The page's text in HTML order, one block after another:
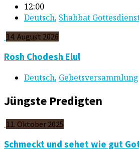
12:00
Deutsch, Shabbat
14. August 2026
Rosh Chodesh Elul
Deutsch, Gebetsversammlung
Jüngste Predigten
11. Oktober 2025
Schmeckt und sehet wie gut